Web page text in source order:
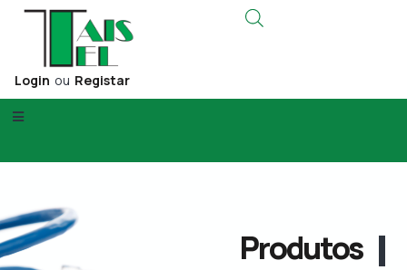
Login ou Registar
Produtos